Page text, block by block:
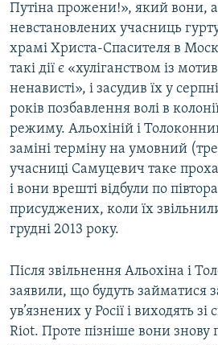
Путіна прожени!», який вони,
невстановлених учасниць
храмі Христа-Спасителя в
такі дії є «хуліганством із
ненависті», і засудив їх у
років позбавлення волі в
режиму. Альохіній і
заміні терміну на умовний
учасниці Самуцевич таке
і вони врешті відбули по
присуджених, коли їх
грудні 2013 року.
Після звільнення Альохіна і
заявили, що будуть займатися
ув’язнених у Росії і виходять зі
Riot. Проте пізніше вони знову